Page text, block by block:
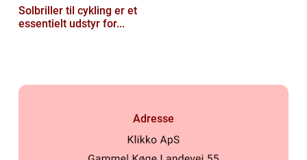
Solbriller til cykling er et
essentielt udstyr for...
Adresse